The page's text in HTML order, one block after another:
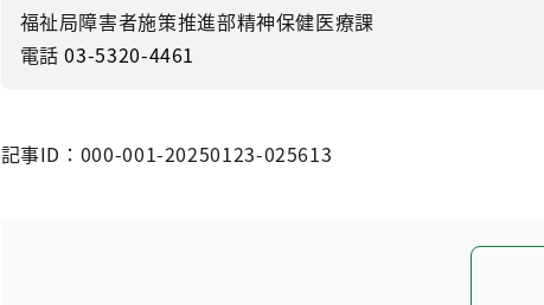
福祉局障害者施策推進部精神保健医療課
電話03-5320-4461
記事ID：000-001-20250123-025613